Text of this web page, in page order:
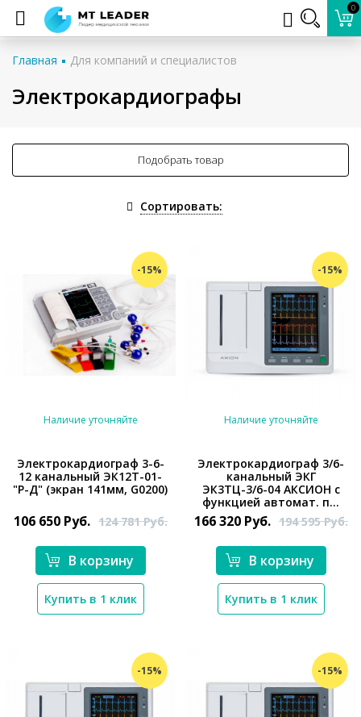
0
Главная Для компаний и специалистов
Электрокардиографы
Подобрать товар
Сортировать:
-15%
*}
Наличие уточняйте
Электрокардиограф 3-6-
12 канальный ЭК12Т-01-
"Р-Д" (экран 141мм, G0200)
106 650 Руб. 124 781Руб.
В корзину
Купить в 1 клик
-15%
*}
Наличие уточняйте
Электрокардиограф 3/6-
канальный ЭКГ
ЭК3ТЦ-3/6-04 АКСИОН с
функцией автомат. п...
166 320 Руб. 194 595Руб.
В корзину
Купить в 1 клик
-15% -15%